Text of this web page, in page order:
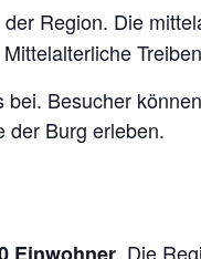
Region. Die
Besucher
der Burg erleben.
. Die